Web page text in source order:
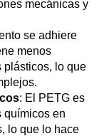
mecánicas y
se adhiere
menos
plásticos, lo que
: El PETG es
químicos en
lo que lo hace